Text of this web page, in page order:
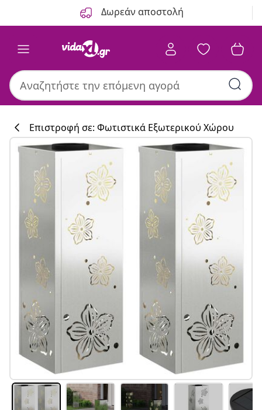
Δωρεάν αποστολή
#sharemevidaxl
Συλλογή
Επιστροφή σε: Φωτιστικά Εξωτερικού Χώρου